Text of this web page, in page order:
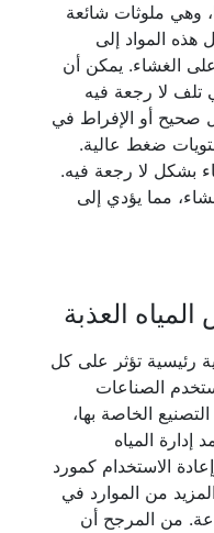
وهي ملوثات شائعة
هذه المواد إلى
الغشاء. يمكن أن
تلف لا رجعة فيه
صحيح أو الإفراط في
ضغط عالية.
بشكل لا رجعة فيه.
مما يؤدي إلى
العذبة
رئيسية تؤثر على كل
الصناعات
الخاصة بها،
إدارة المياه
الاستخدام كمورد
من الموارد في
من المرجح أن